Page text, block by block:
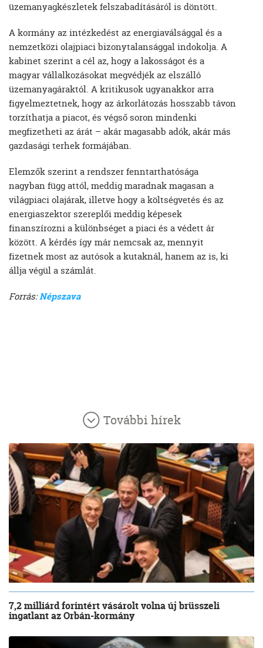
üzemanyagkészletek felszabadításáról is döntött.
A kormány az intézkedést az energiaválsággal és a
nemzetközi olajpiaci bizonytalansággal indokolja. A
kabinet szerint a cél az, hogy a lakosságot és a
magyar vállalkozásokat megvédjék az elszálló
üzemanyagáraktól. A kritikusok ugyanakkor arra
figyelmeztetnek, hogy az árkorlátozás hosszabb távon
torzíthatja a piacot, és végső soron mindenki
megfizetheti az árát – akár magasabb adók, akár más
gazdasági terhek formájában.
Elemzők szerint a rendszer fenntarthatósága
nagyban függ attól, meddig maradnak magasan a
világpiaci olajárak, illetve hogy a költségvetés és az
energiaszektor szereplői meddig képesek
finanszírozni a különbséget a piaci és a védett ár
között. A kérdés így már nemcsak az, mennyit
fizetnek most az autósok a kutaknál, hanem az is, ki
állja végül a számlát.
Forrás:Népszava
További hírek
7,2 milliárd forintért vásárolt volna új brüsszeli
ingatlant az Orbán-kormány